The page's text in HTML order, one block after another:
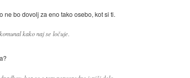
ne bo dovolj za eno tako osebo, kot si ti.
kako naj se ločuje.